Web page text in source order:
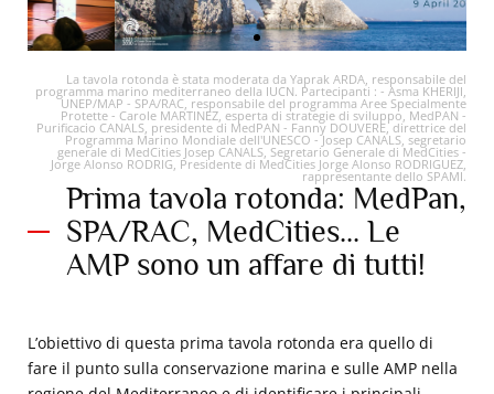
Prima tavola rotonda: MedPan,
SPA/RAC, MedCities... Le
AMP sono un affare di tutti!
L’obiettivo di questa prima tavola rotonda era quello di
fare il punto sulla conservazione marina e sulle AMP nella
Clicca
qui
La tavola rotonda è stata moderata da Yaprak ARDA, responsabile del
programma marino mediterraneo della IUCN. Partecipanti : - Asma KHERIJI,
UNEP/MAP - SPA/RAC, responsabile del programma Aree Specialmente
Protette - Carole MARTINEZ, esperta di strategie di sviluppo, MedPAN -
Purificacio CANALS, presidente di MedPAN - Fanny DOUVERE, direttrice del
Programma Marino Mondiale dell'UNESCO - Josep CANALS, segretario
generale di MedCities Josep CANALS, Segretario Generale di MedCities -
Jorge Alonso RODRIG, Presidente di MedCities Jorge Alonso RODRIGUEZ,
rappresentante dello SPAMI.